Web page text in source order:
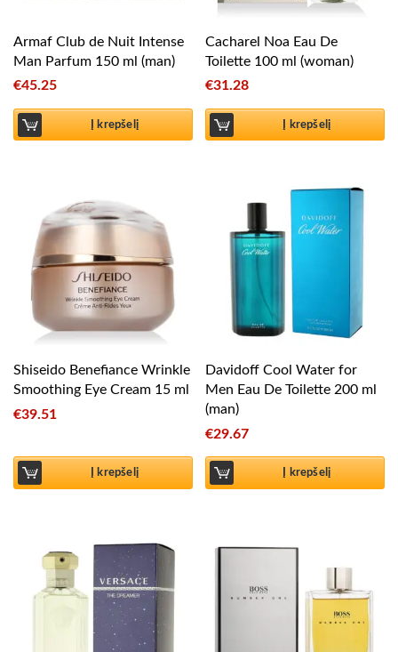
Armaf Club de Nuit Intense
Man Parfum 150 ml (man)
€45.25
Į krepšelį
Cacharel Noa Eau De
Toilette 100 ml (woman)
€31.28
Į krepšelį
Shiseido Benefiance Wrinkle
Smoothing Eye Cream 15 ml
€39.51
Į krepšelį
Davidoff Cool Water for
Men Eau De Toilette 200 ml
(man)
€29.67
Į krepšelį